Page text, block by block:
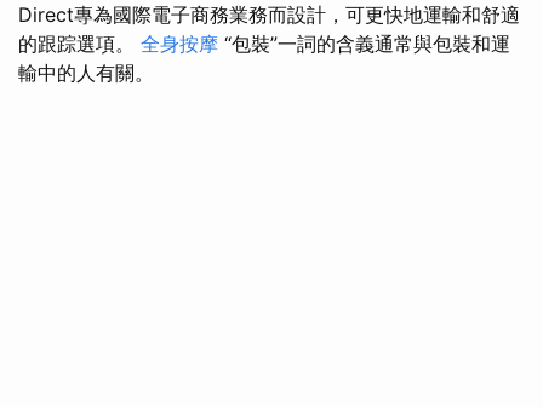
Direct專為國際電子商務業務而設計，可更快地運輸和舒適
的跟踪選項。 全身按摩 “包裝”一詞的含義通常與包裝和運
輸中的人有關。